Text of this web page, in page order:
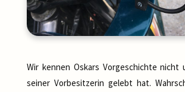
Wir kennen Oskars Vorgeschichte nicht
seiner Vorbesitzerin gelebt hat.